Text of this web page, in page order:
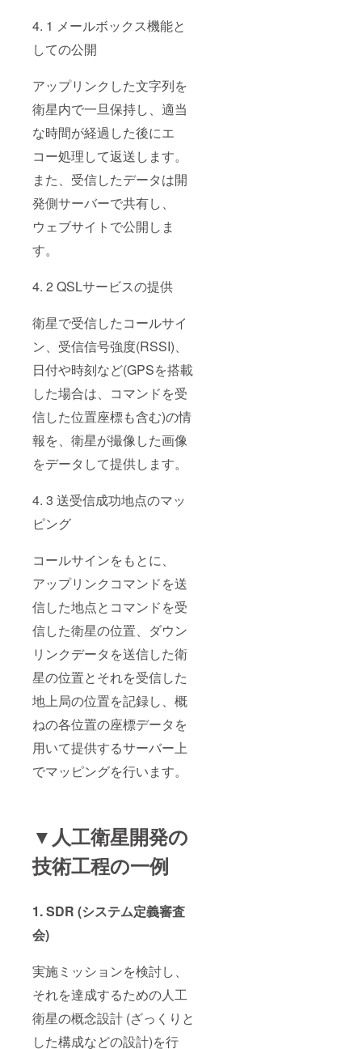
4. 1 メールボックス機能と
しての公開
アップリンクした文字列を
衛星内で一旦保持し、適当
な時間が経過した後にエ
コー処理して返送します。
また、受信したデータは開
発側サーバーで共有し、
ウェブサイトで公開しま
す。
4. 2 QSLサービスの提供
衛星で受信したコールサイ
ン、受信信号強度(RSSI)、
日付や時刻など(GPSを搭載
した場合は、コマンドを受
信した位置座標も含む)の情
報を、衛星が撮像した画像
をデータして提供します。
4. 3 送受信成功地点のマッ
ピング
コールサインをもとに、
アップリンクコマンドを送
信した地点とコマンドを受
信した衛星の位置、ダウン
リンクデータを送信した衛
星の位置とそれを受信した
地上局の位置を記録し、概
ねの各位置の座標データを
用いて提供するサーバー上
でマッピングを行います。
▼人工衛星開発の
技術工程の一例
1. SDR (システム定義審査
会)
実施ミッションを検討し、
それを達成するための人工
衛星の概念設計 (ざっくりと
した構成などの設計)を行